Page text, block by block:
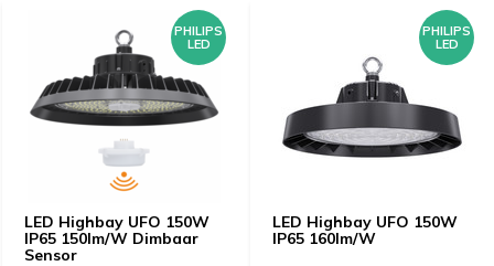
LED Highbay UFO 150W
IP65 150lm/W Dimbaar
Sensor
PHILIPS
LED
LED Highbay UFO 150W
IP65 160lm/W
PHILIPS
LED